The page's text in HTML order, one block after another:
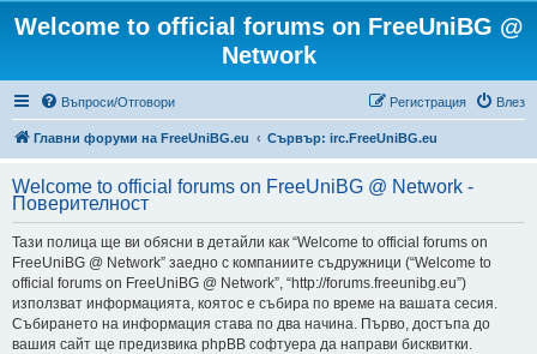
Welcome to official forums on FreeUniBG @
Network
Въпроси/Отговори Влез
Регистрация
Главни форуми на FreeUniBG.eu Сървър: irc.FreeUniBG.eu
Welcome to official forums on FreeUniBG @ Network -
Поверителност
Тази полица ще ви обясни в детайли как “Welcome to official forums on
FreeUniBG @ Network” заедно с компаниите съдружници (“Welcome to
official forums on FreeUniBG @ Network”, “http://forums.freeunibg.eu”)
използват информацията, коятос е събира по време на вашата сесия.
Събирането на информация става по два начина. Първо, достъпа до
вашия сайт ще предизвика phpBB софтуера да направи бисквитки.